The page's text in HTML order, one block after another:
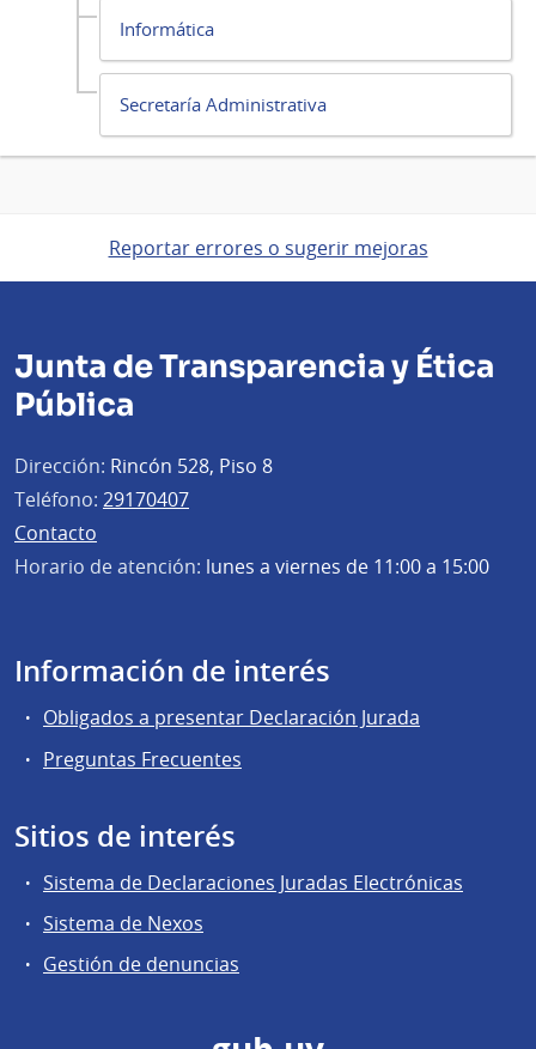
Informática
Secretaría Administrativa
Reportar errores o sugerir mejoras
Junta de Transparencia y Ética
Pública
Dirección: Rincón 528, Piso 8
Teléfono: 29170407
Contacto
Horario de atención: lunes a viernes de 11:00 a 15:00
Información de interés
Obligados a presentar Declaración Jurada
Preguntas Frecuentes
Sitios de interés
Sistema de Declaraciones Juradas Electrónicas
Sistema de Nexos
Gestión de denuncias